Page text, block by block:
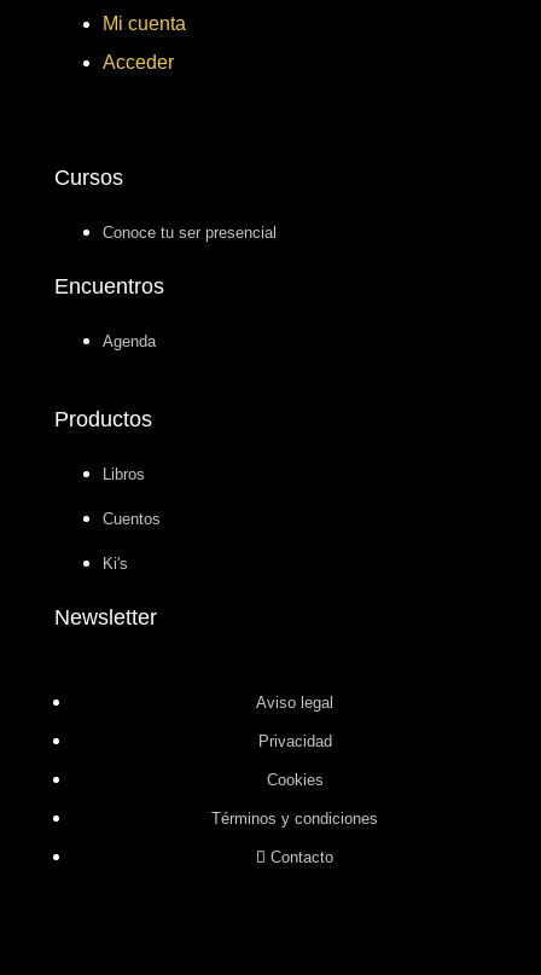
Mi cuenta
Acceder
Cursos
Conoce tu ser presencial
Encuentros
Agenda
Productos
Libros
Cuentos
Ki's
Newsletter
Aviso legal
Privacidad
Cookies
Términos y condiciones
Contacto